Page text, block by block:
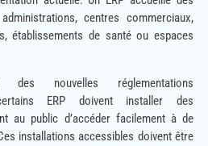
centres commerciaux,
établissements de santé ou espaces
des nouvelles réglementations
ERP doivent installer des
au public d’accéder facilement à de
installations accessibles doivent être